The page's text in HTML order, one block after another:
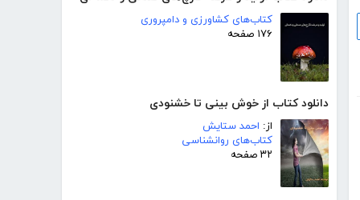
کتاب‌های کشاورزی و دامپروری
۱۷۶ صفحه
دانلود کتاب از خوش بینی تا خشنودی
از: احمد ستایش
کتاب‌های روانشناسی
۳۲ صفحه